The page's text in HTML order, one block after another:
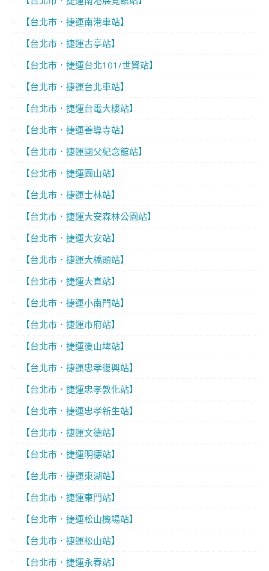
【台北市．捷運南港車站】
【台北市．捷運古亭站】
【台北市．捷運台北101/世貿站】
【台北市．捷運台北車站】
【台北市．捷運台電大樓站】
【台北市．捷運善導寺站】
【台北市．捷運國父紀念館站】
【台北市．捷運圓山站】
【台北市．捷運士林站】
【台北市．捷運大安森林公園站】
【台北市．捷運大安站】
【台北市．捷運大橋頭站】
【台北市．捷運大直站】
【台北市．捷運小南門站】
【台北市．捷運市府站】
【台北市．捷運後山埤站】
【台北市．捷運忠孝復興站】
【台北市．捷運忠孝敦化站】
【台北市．捷運忠孝新生站】
【台北市．捷運文德站】
【台北市．捷運明德站】
【台北市．捷運東湖站】
【台北市．捷運東門站】
【台北市．捷運松山機場站】
【台北市．捷運松山站】
【台北市．捷運永春站】